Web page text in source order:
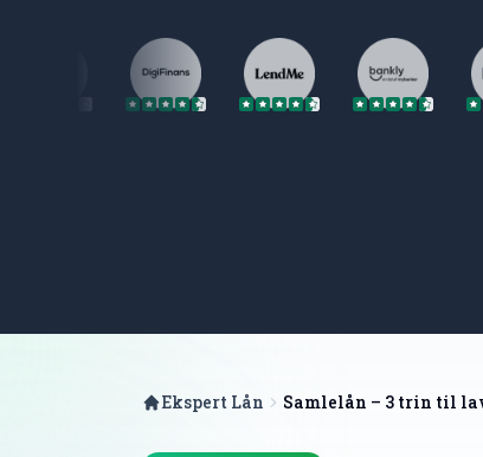
Ekspert Lån Samlelån – 3 trin til